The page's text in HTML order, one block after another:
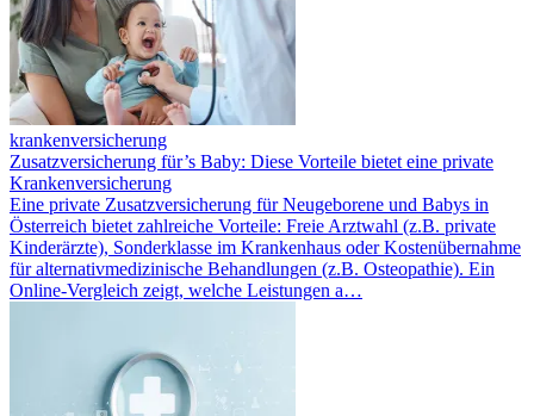
krankenversicherung
Zusatzversicherung für’s Baby: Diese Vorteile bietet eine private
Krankenversicherung
Eine private Zusatzversicherung für Neugeborene und Babys in
Österreich bietet zahlreiche Vorteile: Freie Arztwahl (z.B. private
Kinderärzte), Sonderklasse im Krankenhaus oder Kostenübernahme
für alternativmedizinische Behandlungen (z.B. Osteopathie). Ein
Online-Vergleich zeigt, welche Leistungen a…